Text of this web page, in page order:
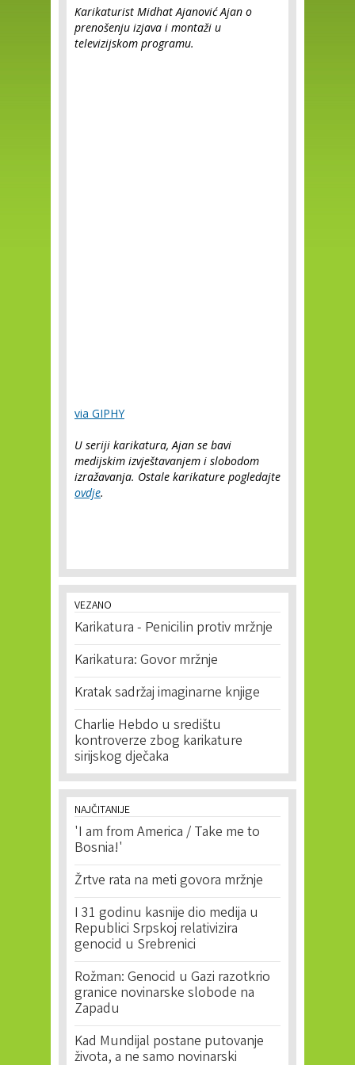
Karikaturist Midhat Ajanović Ajan o
prenošenju izjava i montaži u
televizijskom programu.
via GIPHY
U seriji karikatura, Ajan se bavi
medijskim izvještavanjem i slobodom
izražavanja. Ostale karikature pogledajte
ovdje.
VEZANO
Karikatura - Penicilin protiv mržnje
Karikatura: Govor mržnje
Kratak sadržaj imaginarne knjige
Charlie Hebdo u središtu
kontroverze zbog karikature
sirijskog dječaka
NAJČITANIJE
'I am from America / Take me to
Bosnia!'
Žrtve rata na meti govora mržnje
I 31 godinu kasnije dio medija u
Republici Srpskoj relativizira
genocid u Srebrenici
Rožman: Genocid u Gazi razotkrio
granice novinarske slobode na
Zapadu
Kad Mundijal postane putovanje
života, a ne samo novinarski